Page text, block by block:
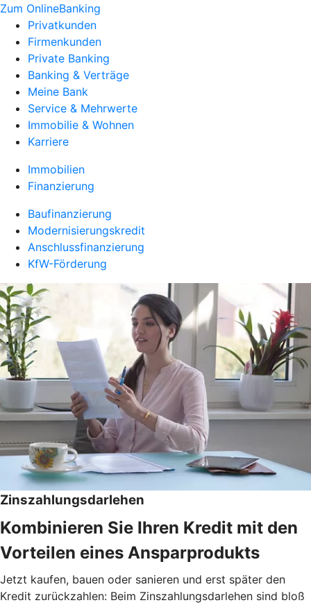
Zum OnlineBanking
Privatkunden
Firmenkunden
Private Banking
Banking & Verträge
Meine Bank
Service & Mehrwerte
Immobilie & Wohnen
Karriere
Immobilien
Finanzierung
Baufinanzierung
Modernisierungskredit
Anschlussfinanzierung
KfW-Förderung
Zinszahlungsdarlehen
Kombinieren Sie Ihren Kredit mit den
Vorteilen eines Ansparprodukts
Jetzt kaufen, bauen oder sanieren und erst später den
Kredit zurückzahlen: Beim Zinszahlungsdarlehen sind bloß